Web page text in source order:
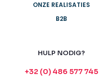
ONZE REALISATIES
B2B
HULP NODIG?
+32 (0) 486 577 745